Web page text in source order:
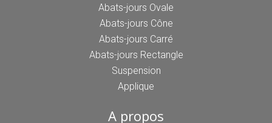
Abats-jours Ovale
Abats-jours Cône
Abats-jours Carré
Abats-jours Rectangle
Suspension
Applique
A propos